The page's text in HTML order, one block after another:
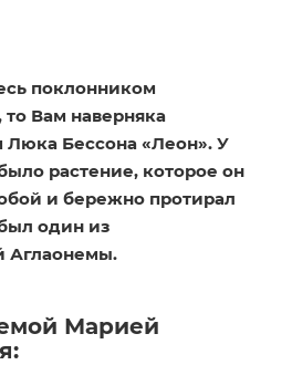
поклонником
Вам наверняка
Люка Бессона «Леон». У
растение, которое он
и бережно протирал
один из
Аглаонемы.
Марией